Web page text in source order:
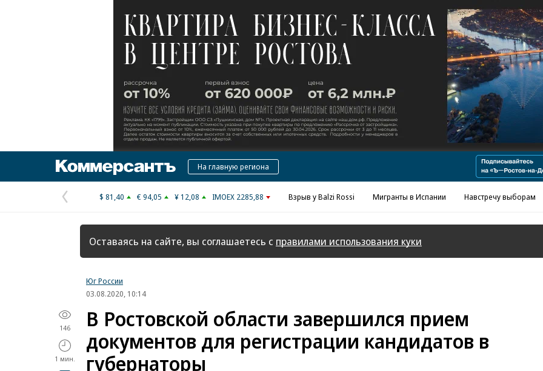
Реклама в «Ъ» www.kommersant.ru/ad
КоммерсантъНа главную региона
Предыдущая
страница
$ 81,40 € 94,05 ¥ 12,08 IMOEX 2285,88 Взрыв у Balzi Rossi Мигранты в Испании Навстречу выборам
Оставаясь на сайте, вы соглашаетесь с правилами использования куки
Юг России
03.08.2020, 10:14
146
1 мин.
В Ростовской области завершился прием
документов для регистрации кандидатов в
губернаторы